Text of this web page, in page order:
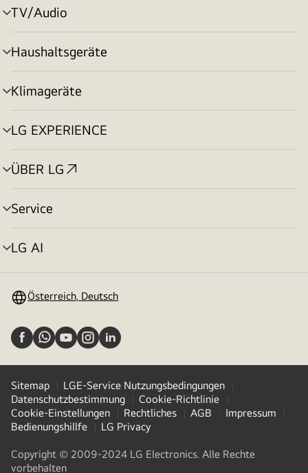
TV/Audio
Menü
umschalten
Haushaltsgeräte
Menü
umschalten
Klimageräte
Menü
umschalten
LG EXPERIENCE
Menü
umschalten
ÜBER LG
Menü
umschalten
Service
Menü
umschalten
LG AI
Menü
Österreich, Deutsch
Sitemap
LGE-Service Nutzungsbedingungen
Datenschutzbestimmung
Cookie-Richtlinie
Cookie-Einstellungen
Rechtliches AGB
Impressum
Bedienungshillfe
LG Privacy
Copyright © 2009-2024 LG Electronics. Alle Rechte
vorbehalten